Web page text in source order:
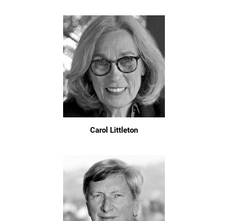
Carol Littleton